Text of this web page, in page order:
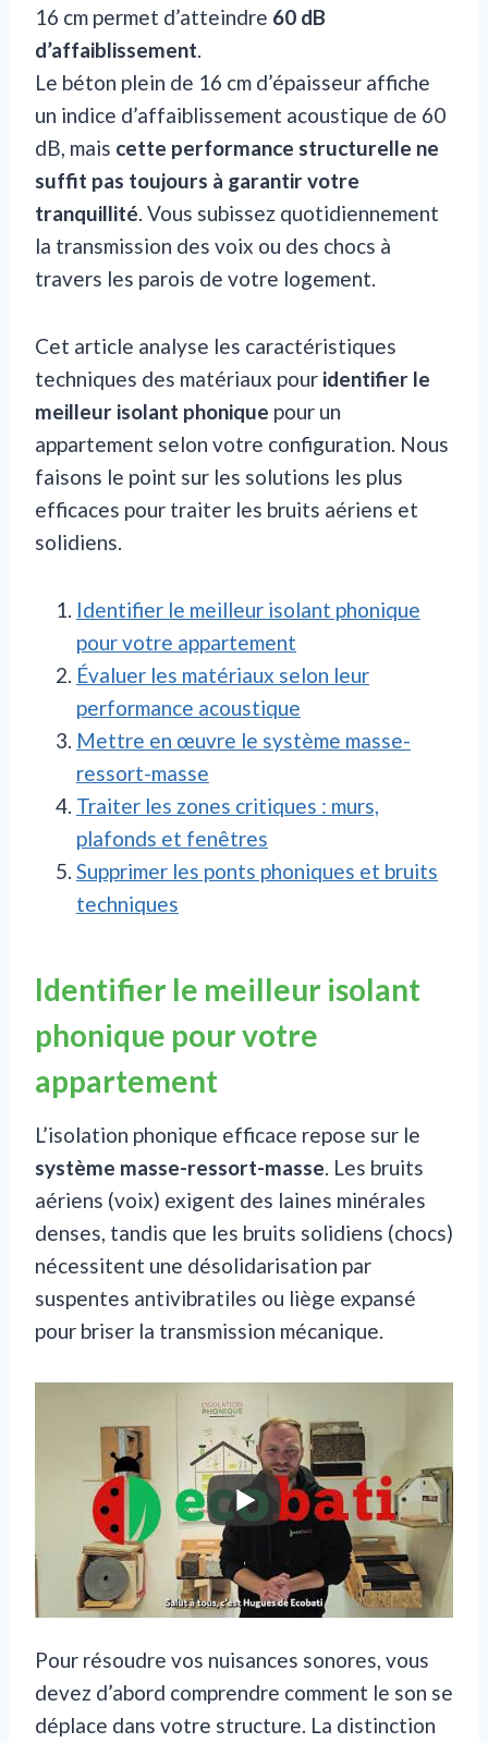
16 cm permet d’atteindre 60 dB
d’affaiblissement.
Le béton plein de 16 cm d’épaisseur affiche
un indice d’affaiblissement acoustique de 60
dB, mais cette performance structurelle ne
suffit pas toujours à garantir votre
tranquillité. Vous subissez quotidiennement
la transmission des voix ou des chocs à
travers les parois de votre logement.
Cet article analyse les caractéristiques
techniques des matériaux pour identifier le
meilleur isolant phonique pour un
appartement selon votre configuration. Nous
faisons le point sur les solutions les plus
efficaces pour traiter les bruits aériens et
solidiens.
Identifier le meilleur isolant phonique
pour votre appartement
Évaluer les matériaux selon leur
performance acoustique
Mettre en œuvre le système masse-
ressort-masse
Traiter les zones critiques : murs,
plafonds et fenêtres
Supprimer les ponts phoniques et bruits
techniques
Identifier le meilleur isolant
phonique pour votre
appartement
L’isolation phonique efficace repose sur le
système masse-ressort-masse. Les bruits
aériens (voix) exigent des laines minérales
denses, tandis que les bruits solidiens (chocs)
nécessitent une désolidarisation par
suspentes antivibratiles ou liège expansé
pour briser la transmission mécanique.
Pour résoudre vos nuisances sonores, vous
devez d’abord comprendre comment le son se
déplace dans votre structure. La distinction